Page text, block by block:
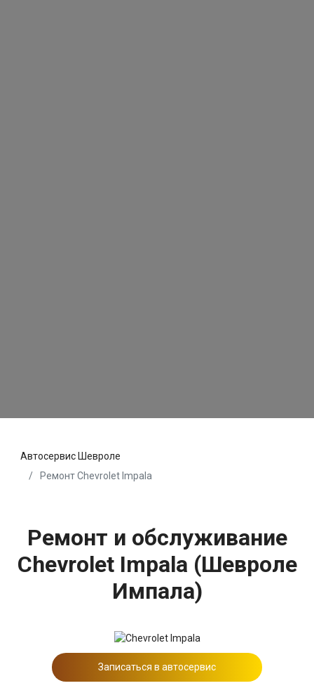
Автосервис Шевроле
Ремонт Chevrolet Impala
Ремонт и обслуживание
Chevrolet Impala (Шевроле
Импала)
Записаться в автосервис